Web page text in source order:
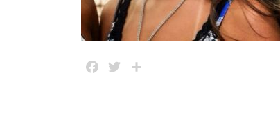
FacebookTwitter